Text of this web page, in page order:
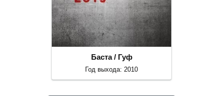
Баста / Гуф
Год выхода: 2010